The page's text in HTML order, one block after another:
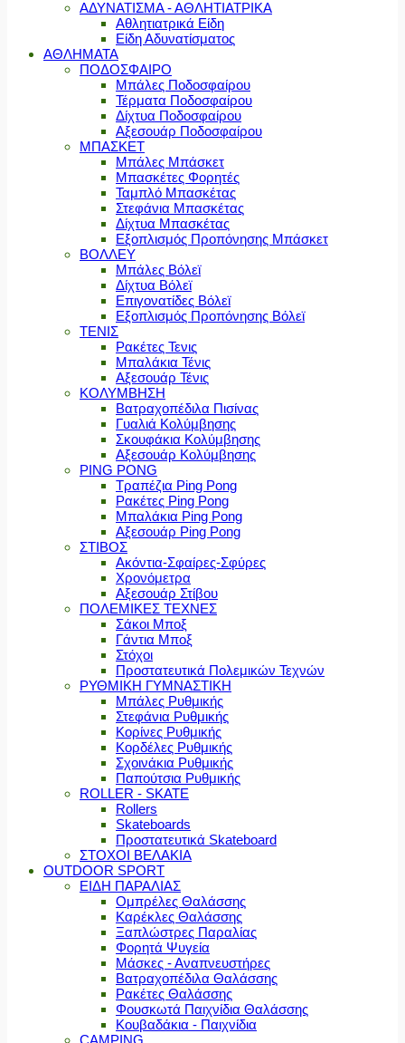
ΑΔΥΝΑΤΙΣΜΑ - ΑΘΛΗΤΙΑΤΡΙΚΑ
Αθλητιατρικά Είδη
Είδη Αδυνατίσματος
ΑΘΛΗΜΑΤΑ
ΠΟΔΟΣΦΑΙΡΟ
Μπάλες Ποδοσφαίρου
Τέρματα Ποδοσφαίρου
Δίχτυα Ποδοσφαίρου
Αξεσουάρ Ποδοσφαίρου
ΜΠΑΣΚΕΤ
Μπάλες Μπάσκετ
Μπασκέτες Φορητές
Ταμπλό Μπασκέτας
Στεφάνια Μπασκέτας
Δίχτυα Μπασκέτας
Εξοπλισμός Προπόνησης Μπάσκετ
ΒΟΛΛΕΥ
Μπάλες Βόλεϊ
Δίχτυα Βόλεϊ
Επιγονατίδες Βόλεϊ
Εξοπλισμός Προπόνησης Βόλεϊ
ΤΕΝΙΣ
Ρακέτες Τενις
Μπαλάκια Τένις
Αξεσουάρ Τένις
ΚΟΛΥΜΒΗΣΗ
Βατραχοπέδιλα Πισίνας
Γυαλιά Κολύμβησης
Σκουφάκια Κολύμβησης
Αξεσουάρ Κολύμβησης
PING PONG
Τραπέζια Ping Pong
Ρακέτες Ping Pong
Μπαλάκια Ping Pong
Αξεσουάρ Ping Pong
ΣΤΙΒΟΣ
Ακόντια-Σφαίρες-Σφύρες
Χρονόμετρα
Αξεσουάρ Στίβου
ΠΟΛΕΜΙΚΕΣ ΤΕΧΝΕΣ
Σάκοι Μποξ
Γάντια Μποξ
Στόχοι
Προστατευτικά Πολεμικών Τεχνών
ΡΥΘΜΙΚΗ ΓΥΜΝΑΣΤΙΚΗ
Μπάλες Ρυθμικής
Στεφάνια Ρυθμικής
Κορίνες Ρυθμικής
Κορδέλες Ρυθμικής
Σχοινάκια Ρυθμικής
Παπούτσια Ρυθμικής
ROLLER - SKATE
Rollers
Skateboards
Προστατευτικά Skateboard
ΣΤΟΧΟΙ ΒΕΛΑΚΙΑ
OUTDOOR SPORT
ΕΙΔΗ ΠΑΡΑΛΙΑΣ
Ομπρέλες Θαλάσσης
Καρέκλες Θαλάσσης
Ξαπλώστρες Παραλίας
Φορητά Ψυγεία
Μάσκες - Αναπνευστήρες
Βατραχοπέδιλα Θαλάσσης
Ρακέτες Θαλάσσης
Φουσκωτά Παιχνίδια Θαλάσσης
Κουβαδάκια - Παιχνίδια